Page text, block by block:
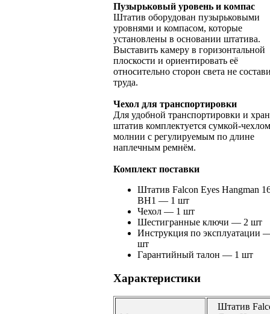
Пузырьковый уровень и компас
Штатив оборудован пузырьковыми
уровнями и компасом, которые
установлены в основании штатива.
Выставить камеру в горизонтальной
плоскости и ориентировать её
относительно сторон света не
труда.
Чехол для транспортировки
Для удобной транспортировки и
штатив комплектуется сумкой-
молнии с регулируемым по длине
наплечным ремнём.
Комплект поставки
Штатив Falcon Eyes Hangman
BH1 — 1 шт
Чехол — 1 шт
Шестигранные ключи — 2 шт
Инструкция по эксплуатации
шт
Гарантийный талон — 1 шт
Характеристики
Штатив